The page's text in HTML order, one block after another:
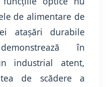
de alimentare de
atașări durabile
în
industrial atent,
de scădere a